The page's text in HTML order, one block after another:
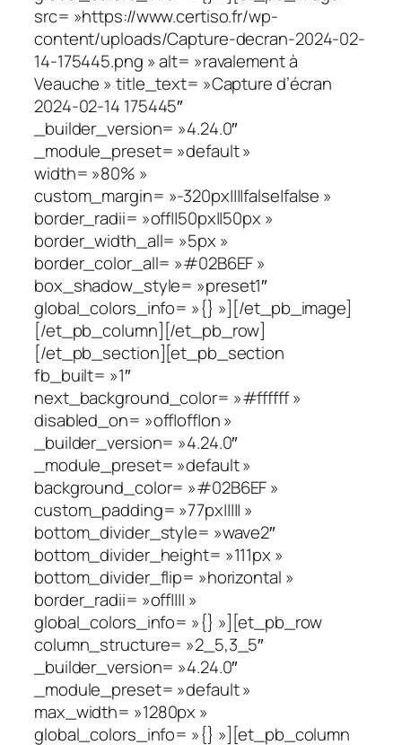
src= »https://www.certiso.fr/wp-
content/uploads/Capture-decran-2024-02-
14-175445.png » alt= »ravalement à
Veauche » title_text= »Capture d’écran
2024-02-14 175445″
_builder_version= »4.24.0″
_module_preset= »default »
width= »80% »
custom_margin= »-320px||||false|false »
border_radii= »off||50px||50px »
border_width_all= »5px »
border_color_all= »#02B6EF »
box_shadow_style= »preset1″
global_colors_info= »{} »][/et_pb_image]
[/et_pb_column][/et_pb_row]
[/et_pb_section][et_pb_section
fb_built= »1″
next_background_color= »#ffffff »
disabled_on= »off|off|on »
_builder_version= »4.24.0″
_module_preset= »default »
background_color= »#02B6EF »
custom_padding= »77px||||| »
bottom_divider_style= »wave2″
bottom_divider_height= »111px »
bottom_divider_flip= »horizontal »
border_radii= »off|||| »
global_colors_info= »{} »][et_pb_row
column_structure= »2_5,3_5″
_builder_version= »4.24.0″
_module_preset= »default »
max_width= »1280px »
global_colors_info= »{} »][et_pb_column